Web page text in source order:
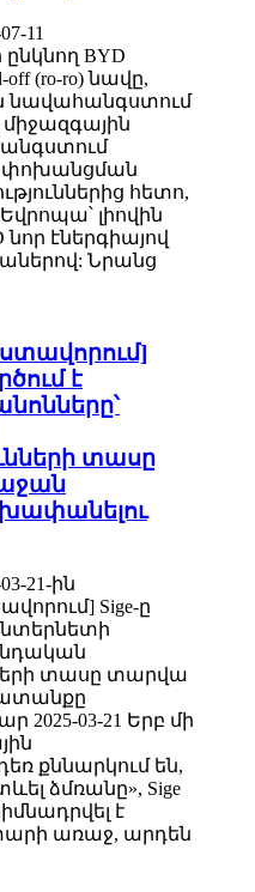
11
ընկնող BYD
off (ro-ro) նավը,
նավահանգստում
փոխանցման
հետո,
լիովին
նոր էներգիայով
Նրանց
է
տասը
21-ին
Sige-ը
տասը տարվա
2025-03-21 Երբ մի
քննարկում են,
ձմռանը», Sige
է
առաջ, արդեն